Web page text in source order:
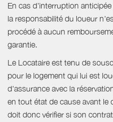
En cas d'interruption
la responsabilité du loueur
procédé à aucun
garantie.
Le Locataire est tenu de
pour le logement qui lui est
d'assurance avec la
en tout état de cause avant le
doit donc vérifier si son